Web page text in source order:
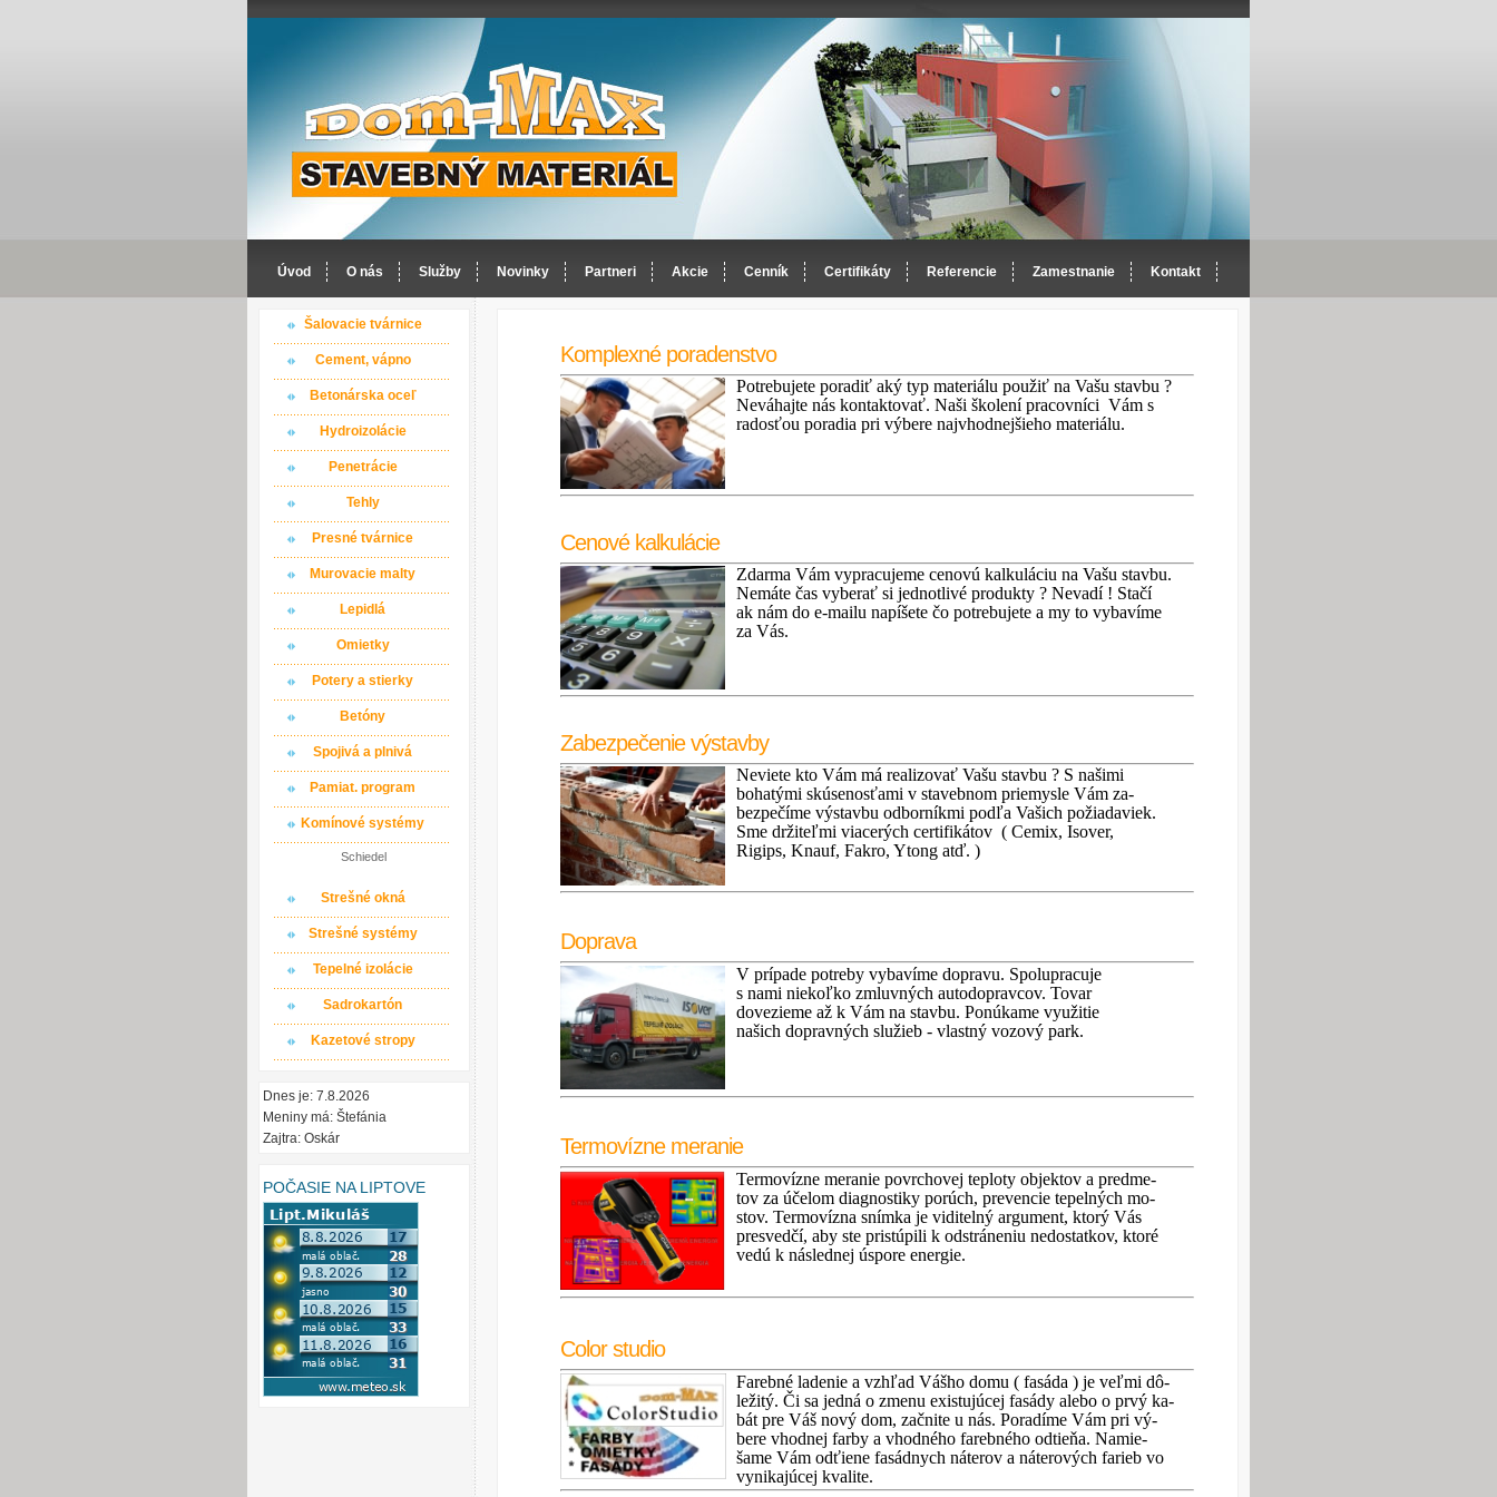
Úvod O nás Služby Novinky Partneri Akcie Cenník Certifikáty Referencie Zamestnanie Kontakt
Šalovacie tvárnice
Cement, vápno
Betonárska oceľ
Hydroizolácie
Penetrácie
Tehly
Presné tvárnice
Murovacie malty
Lepidlá
Omietky
Potery a stierky
Betóny
Spojivá a plnivá
Pamiat. program
Komínové systémy
Schiedel
Strešné okná
Strešné systémy
Tepelné izolácie
Sadrokartón
Kazetové stropy
Dnes je: 7.8.2026
Meniny má: Štefánia
Zajtra: Oskár
POČASIE NA LIPTOVE
Komplexné poradenstvo
Potrebujete poradiť aký typ materiálu použiť na Vašu stavbu ?
Neváhajte nás kontaktovať. Naši školení pracovníci Vám s
radosťou poradia pri výbere najvhodnejšieho materiálu.
Cenové kalkulácie
Zdarma Vám vypracujeme cenovú kalkuláciu na Vašu stavbu.
Nemáte čas vyberať si jednotlivé produkty ? Nevadí ! Stačí
ak nám do e-mailu napíšete čo potrebujete a my to vybavíme
za Vás.
Zabezpečenie výstavby
Neviete kto Vám má realizovať Vašu stavbu ? S našimi
bohatými skúsenosťami v stavebnom priemysle Vám za-
bezpečíme výstavbu odborníkmi podľa Vašich požiadaviek.
Sme držiteľmi viacerých certifikátov ( Cemix, Isover,
Rigips, Knauf, Fakro, Ytong atď. )
Doprava
V prípade potreby vybavíme dopravu. Spolupracuje
s nami niekoľko zmluvných autodopravcov. Tovar
dovezieme až k Vám na stavbu. Ponúkame využitie
našich dopravných služieb - vlastný vozový park.
Termovízne meranie
Termovízne meranie povrchovej teploty objektov a predme-
tov za účelom diagnostiky porúch, prevencie tepelných mo-
stov. Termovízna snímka je viditelný argument, ktorý Vás
presvedčí, aby ste pristúpili k odstráneniu nedostatkov, ktoré
vedú k následnej úspore energie.
Color studio
Farebné ladenie a vzhľad Vášho domu ( fasáda ) je veľmi dô-
ležitý. Či sa jedná o zmenu existujúcej fasády alebo o prvý ka-
bát pre Váš nový dom, začnite u nás. Poradíme Vám pri vý-
bere vhodnej farby a vhodného farebného odtieňa. Namie-
šame Vám odťiene fasádnych náterov a náterových farieb vo
vynikajúcej kvalite.